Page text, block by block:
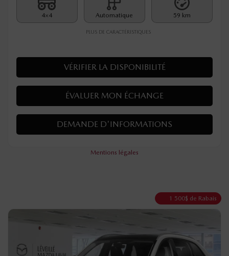
4×4 Automatique 59 km
PLUS DE CARACTÉRISTIQUES
VÉRIFIER LA DISPONIBILITÉ
ÉVALUER MON ÉCHANGE
DEMANDE D'INFORMATIONS
Mentions légales
1 500$ de Rabais